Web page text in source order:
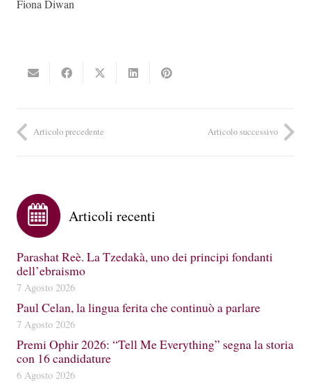
Fiona Diwan
Articolo precedente Articolo successivo
Articoli recenti
Parashat Reè. La Tzedakà, uno dei principi fondanti
dell’ebraismo
7 Agosto 2026
Paul Celan, la lingua ferita che continuò a parlare
7 Agosto 2026
Premi Ophir 2026: “Tell Me Everything” segna la storia
con 16 candidature
6 Agosto 2026